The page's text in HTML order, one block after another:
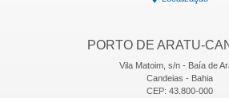
PORTO DE ARATU-
Vila Matoim, s/n - Baía de
Candeias - Bahia
CEP: 43.800-000